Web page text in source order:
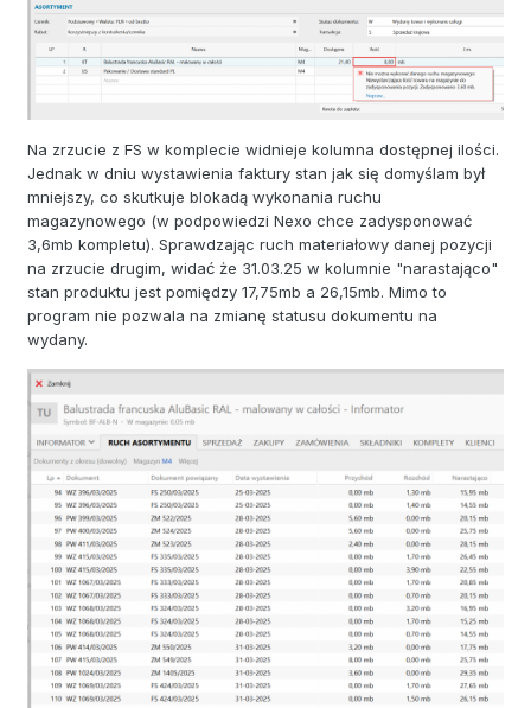
Na zrzucie z FS w komplecie widnieje kolumna dostępnej ilości.
Jednak w dniu wystawienia faktury stan jak się domyślam był
mniejszy, co skutkuje blokadą wykonania ruchu
magazynowego (w podpowiedzi Nexo chce zadysponować
3,6mb kompletu). Sprawdzając ruch materiałowy danej pozycji
na zrzucie drugim, widać że 31.03.25 w kolumnie "narastająco"
stan produktu jest pomiędzy 17,75mb a 26,15mb. Mimo to
program nie pozwala na zmianę statusu dokumentu na
wydany.